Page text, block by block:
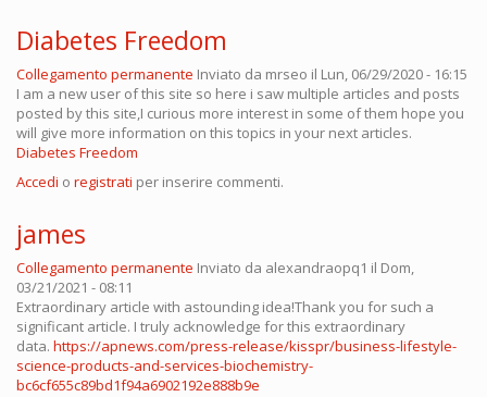
Diabetes Freedom
Collegamento permanente Inviato da mrseo il Lun, 06/29/2020 - 16:15
I am a new user of this site so here i saw multiple articles and posts
posted by this site,I curious more interest in some of them hope you
will give more information on this topics in your next articles.
Diabetes Freedom
Accedi o registrati per inserire commenti.
james
Collegamento permanente Inviato da alexandraopq1 il Dom,
03/21/2021 - 08:11
Extraordinary article with astounding idea!Thank you for such a
significant article. I truly acknowledge for this extraordinary
data. https://apnews.com/press-release/kisspr/business-lifestyle-
science-products-and-services-biochemistry-
bc6cf655c89bd1f94a6902192e888b9e